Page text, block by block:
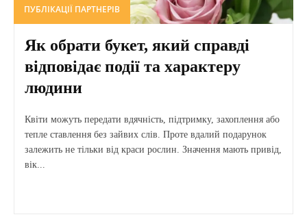
ПУБЛІКАЦІЇ ПАРТНЕРІВ
Як обрати букет, який справді
відповідає події та характеру
людини
Квіти можуть передати вдячність, підтримку, захоплення або
тепле ставлення без зайвих слів. Проте вдалий подарунок
залежить не тільки від краси рослин. Значення мають привід,
вік...